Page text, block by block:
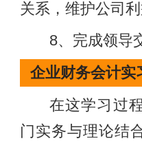
关系，维护公司利
8、完成领导
企业财务会计实
在这学习过
门实务与理论结